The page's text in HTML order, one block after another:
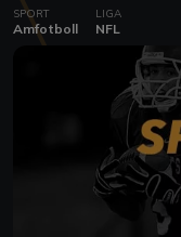
SPORT
Amfotboll
LIGA
NFL